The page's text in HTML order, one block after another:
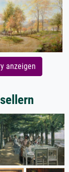
anzeigen